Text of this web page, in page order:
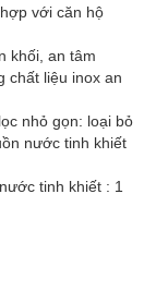
với căn hộ
khối, an tâm
chất liệu inox an
nhỏ gọn: loại bỏ
nước tinh khiết
tinh khiết : 1